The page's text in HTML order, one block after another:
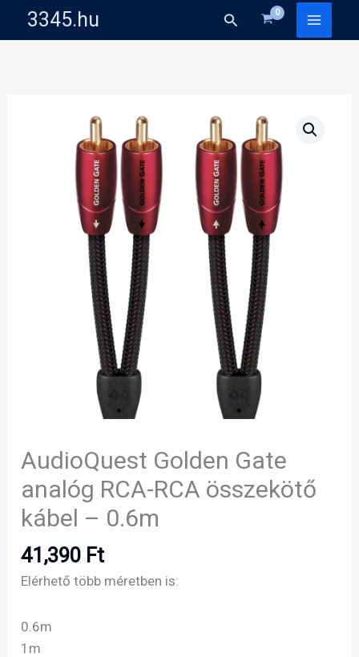
3345.hu Search
AudioQuest Golden Gate
analóg RCA-RCA összekötő
kábel – 0.6m
41,390 Ft
Elérhető több méretben is:
0.6m
1m